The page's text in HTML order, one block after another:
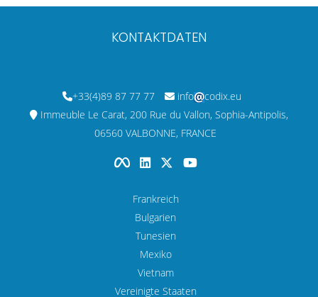
KONTAKTDATEN
+33(4)89 87 77 77 info
codix.eu
Immeuble Le Carat, 200 Rue du Vallon, Sophia-Antipolis,
06560 VALBONNE, FRANCE
Frankreich
Bulgarien
Tunesien
Mexiko
Vietnam
Vereinigte Staaten